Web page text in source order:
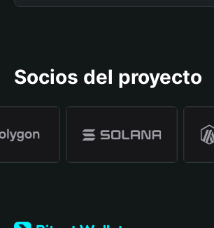
Socios del proyecto